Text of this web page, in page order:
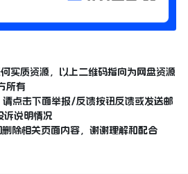
实质资源，以上二维码指向为网盘资源
所有
点击下面举报/反馈按钮反馈或发送邮
诉说明情况
除相关页面内容，谢谢理解和配合